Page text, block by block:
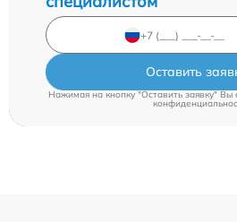
Оставить
Нажимая на кнопку "Оставить заявку" Вы